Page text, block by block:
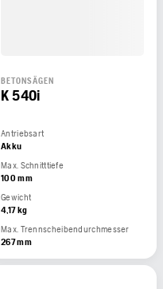
BETONSÄGEN
K 540i
Antriebsart
Akku
Max. Schnitttiefe
100 mm
Gewicht
4,17 kg
Max. Trennscheibendurchmesser
267 mm